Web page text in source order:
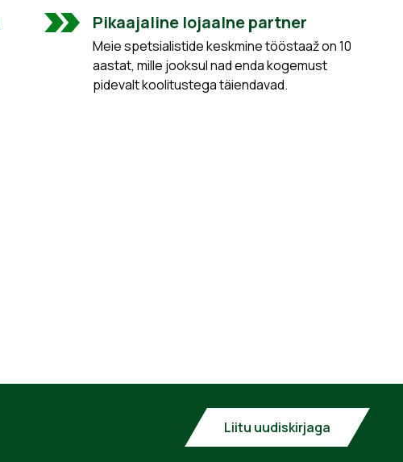
Pikaajaline lojaalne partner
Meie spetsialistide keskmine tööstaaž on 10
aastat, mille jooksul nad enda kogemust
pidevalt koolitustega täiendavad.
Liitu uudiskirjaga